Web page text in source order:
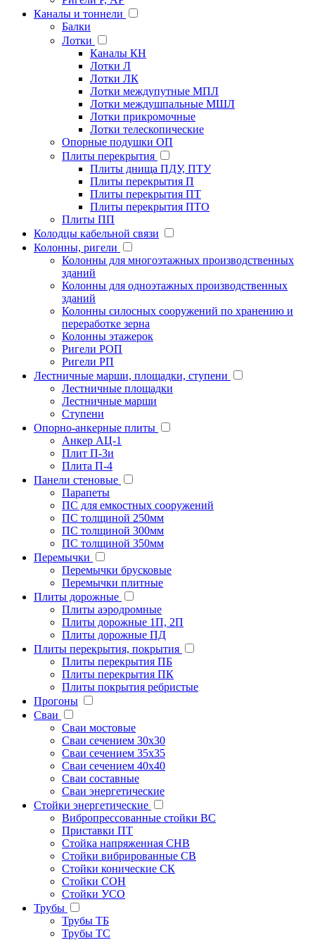
Каналы и тоннели
Балки
Лотки
Каналы КН
Лотки Л
Лотки ЛК
Лотки междупутные МПЛ
Лотки междушпальные МШЛ
Лотки прикромочные
Лотки телескопические
Опорные подушки ОП
Плиты перекрытия
Плиты днища ПДУ, ПТУ
Плиты перекрытия П
Плиты перекрытия ПТ
Плиты перекрытия ПТО
Плиты ПП
Колодцы кабельной связи
Колонны, ригели
Колонны для многоэтажных производственных
зданий
Колонны для одноэтажных производственных
зданий
Колонны силосных сооружений по хранению и
переработке зерна
Колонны этажерок
Ригели РОП
Ригели РП
Лестничные марши, площадки, ступени
Лестничные площадки
Лестничные марши
Ступени
Опорно-анкерные плиты
Анкер АЦ-1
Плит П-3и
Плита П-4
Панели стеновые
Парапеты
ПС для емкостных сооружений
ПС толщиной 250мм
ПС толщиной 300мм
ПС толщиной 350мм
Перемычки
Перемычки брусковые
Перемычки плитные
Плиты дорожные
Плиты аэродромные
Плиты дорожные 1П, 2П
Плиты дорожные ПД
Плиты перекрытия, покрытия
Плиты перекрытия ПБ
Плиты перекрытия ПК
Плиты покрытия ребристые
Прогоны
Сваи
Сваи мостовые
Сваи сечением 30х30
Сваи сечением 35х35
Сваи сечением 40х40
Сваи составные
Сваи энергетические
Стойки энергетические
Вибропрессованные стойки ВС
Приставки ПТ
Стойка напряженная СНВ
Стойки вибрированные СВ
Стойки конические СК
Стойки СОН
Стойки УСО
Трубы
Трубы ТБ
Трубы ТС